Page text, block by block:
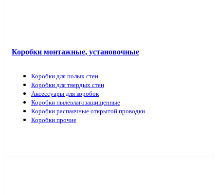
Коробки монтажные, установочные
Коробки для полых стен
Коробки для твердых стен
Аксессуары для коробок
Коробки пылевлагозащищенные
Коробки распаячные открытой проводки
Коробки прочие